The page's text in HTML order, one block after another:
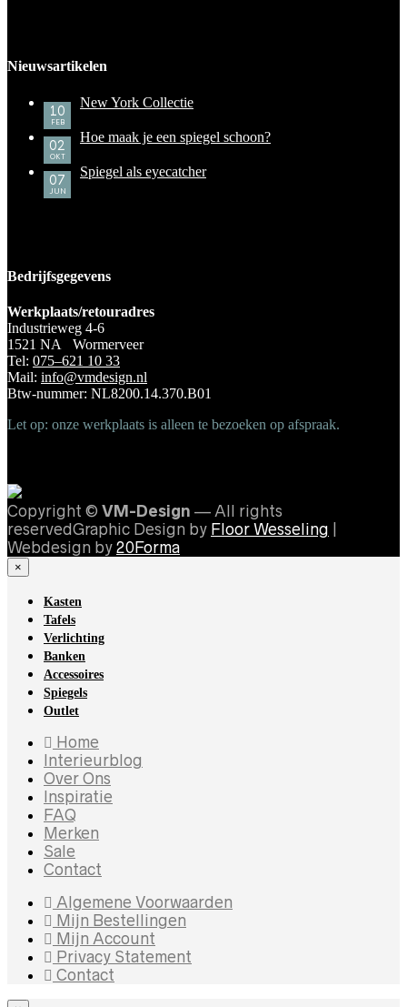
Nieuwsartikelen
10
FEB
New York Collectie
02
OKT
Hoe maak je een spiegel schoon?
07
JUN
Spiegel als eyecatcher
Bedrijfsgegevens
Werkplaats/retouradres
Industrieweg 4-6
1521 NA Wormerveer
Tel: 075–621 10 33
Mail: info@vmdesign.nl
Btw-nummer: NL8200.14.370.B01
Let op: onze werkplaats is alleen te bezoeken op afspraak.
Copyright © VM-Design — All rights
reservedGraphic Design by Floor Wesseling
Webdesign by 20Forma
×
Kasten
Tafels
Verlichting
Banken
Accessoires
Spiegels
Outlet
Home
Interieurblog
Over Ons
Inspiratie
FAQ
Merken
Sale
Contact
Algemene Voorwaarden
Mijn Bestellingen
Mijn Account
Privacy Statement
Contact